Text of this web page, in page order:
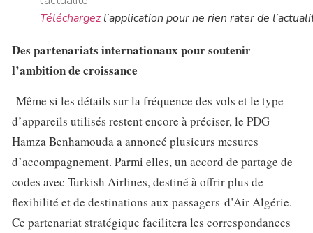
Téléchargezl’application pour ne rien rater de
Des partenariats internationaux pour soutenir
l’ambition de croissance
Même si les détails sur la fréquence des vols et le type
d’appareils utilisés restent encore à préciser, le PDG
Hamza Benhamouda a annoncé plusieurs mesures
d’accompagnement. Parmi elles, un accord de partage de
codes avec Turkish Airlines, destiné à offrir plus de
flexibilité et de destinations aux passagers d’Air Algérie.
Ce partenariat stratégique facilitera les correspondances